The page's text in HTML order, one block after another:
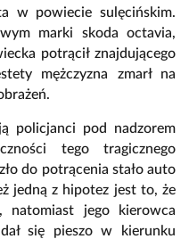
w powiecie sulęcińskim.
marki skoda octavia,
potrącił znajdującego
mężczyzna zmarł na
policjanci pod nadzorem
tego tragicznego
do potrącenia stało auto
jedną z hipotez jest to, że
natomiast jego kierowca
się pieszo w kierunku